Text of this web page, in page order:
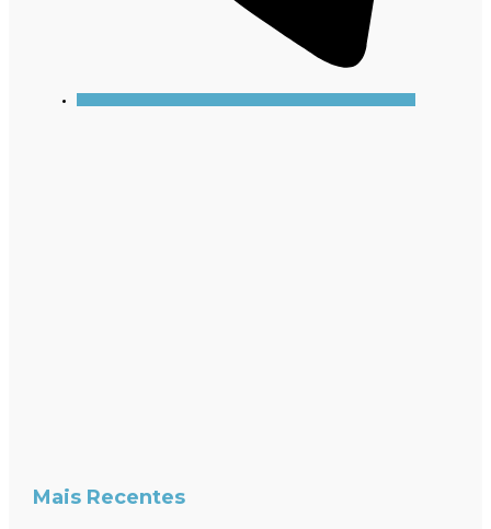
Mais Recentes